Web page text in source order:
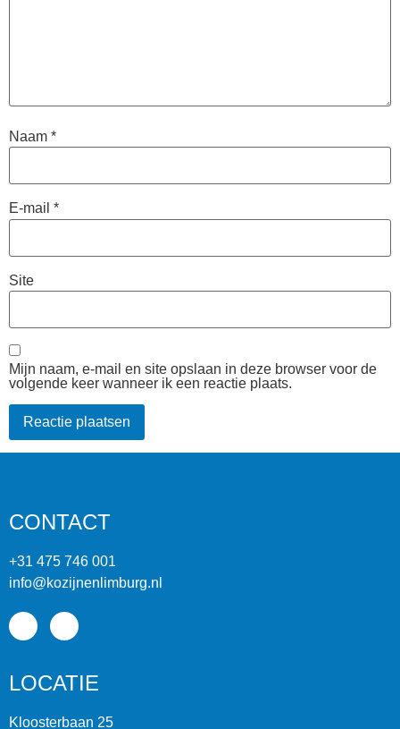
Naam *
E-mail *
Site
Mijn naam, e-mail en site opslaan in deze browser voor de
volgende keer wanneer ik een reactie plaats.
CONTACT
+31 475 746 001
info@kozijnenlimburg.nl
LOCATIE
Kloosterbaan 25